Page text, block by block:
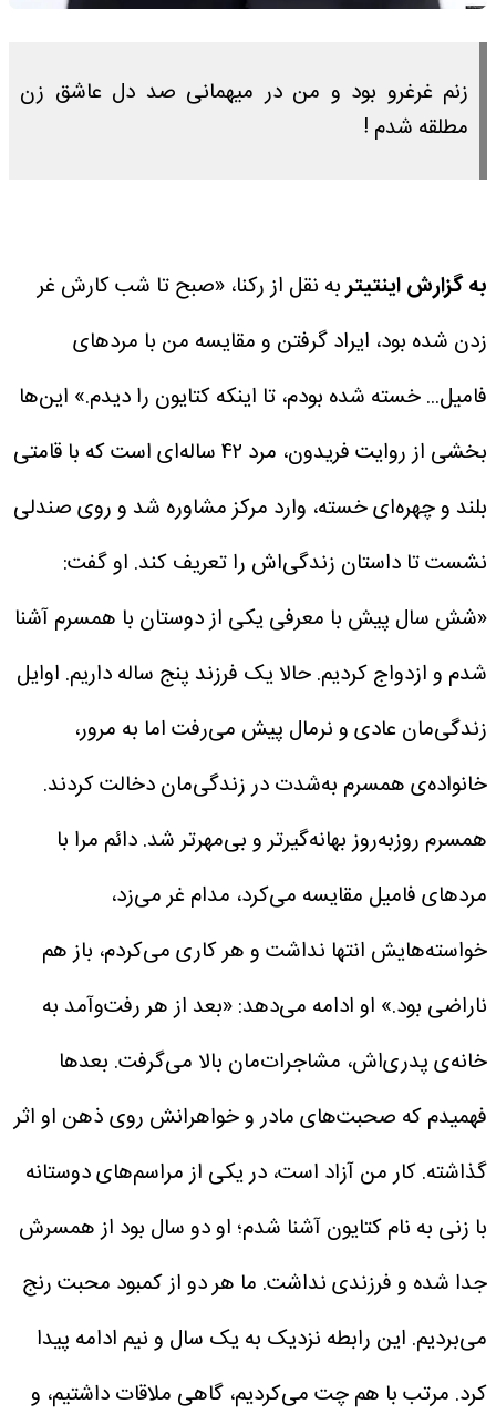
زنم غرغرو بود و من در میهمانی صد دل عاشق زن
مطلقه شدم !
به گزارش اینتیتربه نقل از رکنا، «صبح تا شب کارش غر
زدن شده بود، ایراد گرفتن و مقایسه من با مردهای
فامیل... خسته شده بودم، تا اینکه کتایون را دیدم.» این‌ها
بخشی از روایت فریدون، مرد ۴۲ ساله‌ای‌ است که با قامتی
بلند و چهره‌ای خسته، وارد مرکز مشاوره شد و روی صندلی
نشست تا داستان زندگی‌اش را تعریف کند. او گفت:
«شش سال پیش با معرفی یکی از دوستان با همسرم آشنا
شدم و ازدواج کردیم. حالا یک فرزند پنج ساله داریم. اوایل
زندگی‌مان عادی و نرمال پیش می‌رفت اما به مرور،
خانواده‌ی همسرم به‌شدت در زندگی‌مان دخالت کردند.
همسرم روزبه‌روز بهانه‌گیرتر و بی‌مهرتر شد. دائم مرا با
مردهای فامیل مقایسه می‌کرد، مدام غر می‌زد،
خواسته‌هایش انتها نداشت و هر کاری می‌کردم، باز هم
ناراضی بود.» او ادامه می‌دهد: «بعد از هر رفت‌وآمد به
خانه‌ی پدری‌اش، مشاجرات‌مان بالا می‌گرفت. بعدها
فهمیدم که صحبت‌های مادر و خواهرانش روی ذهن او اثر
گذاشته. کار من آزاد است، در یکی از مراسم‌های دوستانه
با زنی به نام کتایون آشنا شدم؛ او دو سال بود از همسرش
جدا شده و فرزندی نداشت. ما هر دو از کمبود محبت رنج
می‌بردیم. این رابطه نزدیک به یک سال و نیم ادامه پیدا
کرد. مرتب با هم چت می‌کردیم، گاهی ملاقات داشتیم، و